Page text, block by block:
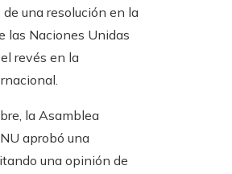
una resolución en la
las Naciones Unidas
revés en la
la Asamblea
aprobó una
una opinión de